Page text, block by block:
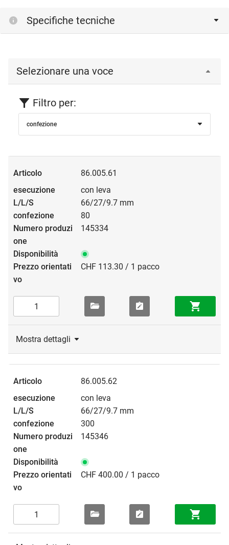
Specifiche tecniche
Selezionare una voce
Filtro per:
confezione
86.005.61
con leva
66/27/9.7 mm
80
145334
CHF 113.30 / 1 pacco
Mostra dettagli
86.005.62
con leva
66/27/9.7 mm
300
145346
CHF 400.00 / 1 pacco